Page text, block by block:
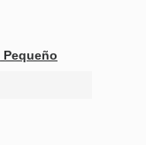
Pequeño